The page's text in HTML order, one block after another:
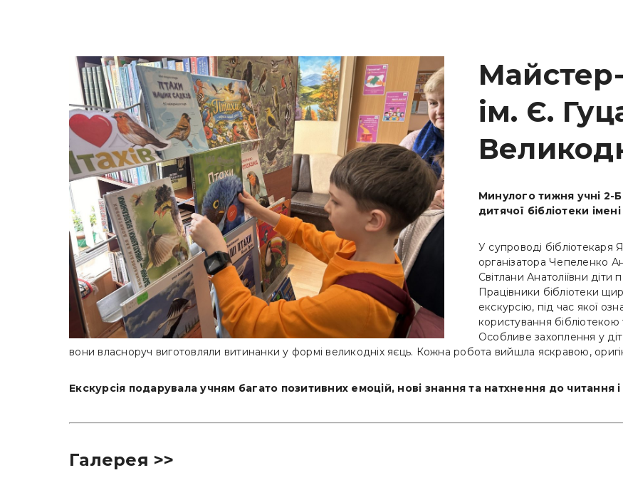
Майстер-
ім. Є.
Минулого тижня учні 2-
дитячої бібліотеки
У супроводі бібліотекаря
організатора Чепеленко
Світлани Анатоліївни діти
Працівники бібліотеки
екскурсію, під час якої
користування
Особливе захоплення у
вони власноруч виготовляли витинанки у формі великодніх яєць. Кожна робота вийшла яскравою,
Екскурсія подарувала учням багато позитивних емоцій, нові знання та натхнення до читання і
Галерея >>